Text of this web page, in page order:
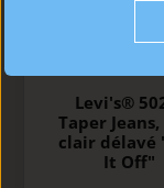
Levi's®
Taper
clair délavé
It Off"